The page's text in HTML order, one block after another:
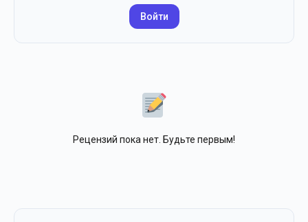
Войти
Рецензий пока нет. Будьте первым!